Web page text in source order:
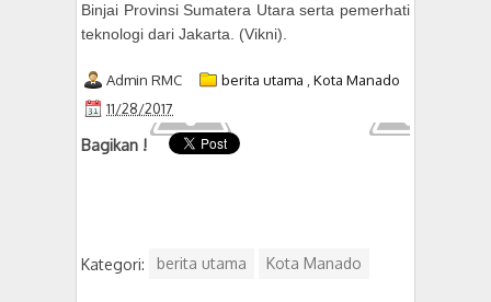
Binjai Provinsi Sumatera Utara serta pemerhati
teknologi dari Jakarta. (Vikni).
Admin RMC berita utama
Kota Manado
11/28/2017
Bagikan !
Kategori: berita utama Kota Manado